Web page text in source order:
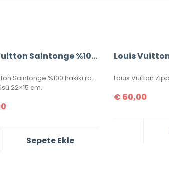
Louis Vuitton Saintonge %100 Hakiki Roys Deri,
Louis Vuitton Saintonge %100 hakiki roys deri, ithal aksesuar takımı, ithal kumaş, simetrik kesim, seri numaralı, kutulu, toz torbalı ve sertifikalı olarak gönderilecektir.
22×15 cm.
Sepete Ekle
€ 60,00